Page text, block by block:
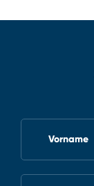
Vorname